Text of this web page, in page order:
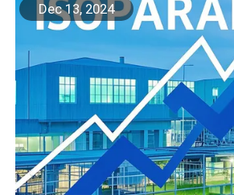
Dec 13, 2024